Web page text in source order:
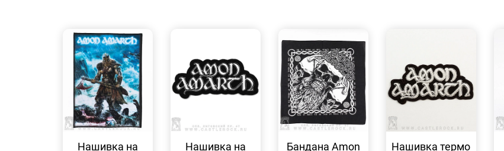
Нашивка на
Нашивка на
ПРОСМОТР
Бандана Amon
Нашивка термо